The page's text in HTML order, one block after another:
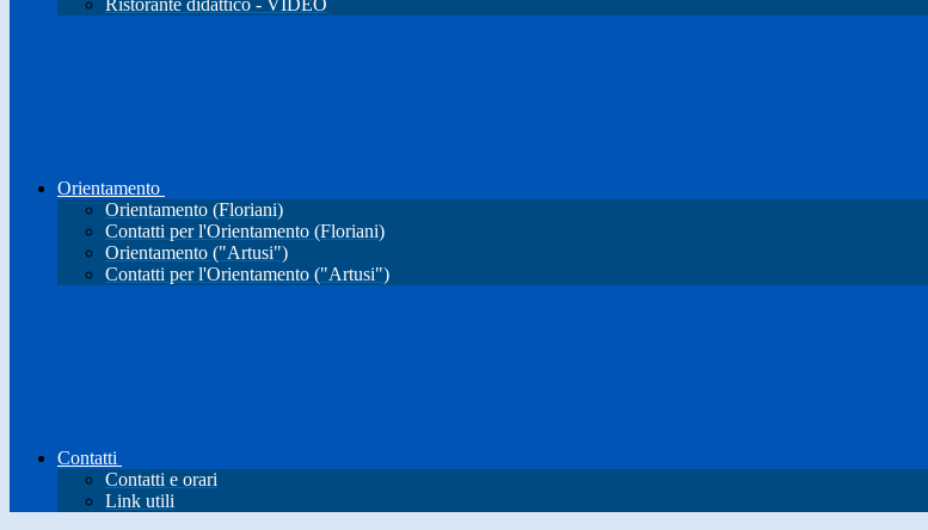
Ristorante didattico - VIDEO
Orientamento
Orientamento (Floriani)
Contatti per l'Orientamento (Floriani)
Orientamento ("Artusi")
Contatti per l'Orientamento ("Artusi")
Contatti
Contatti e orari
Link utili